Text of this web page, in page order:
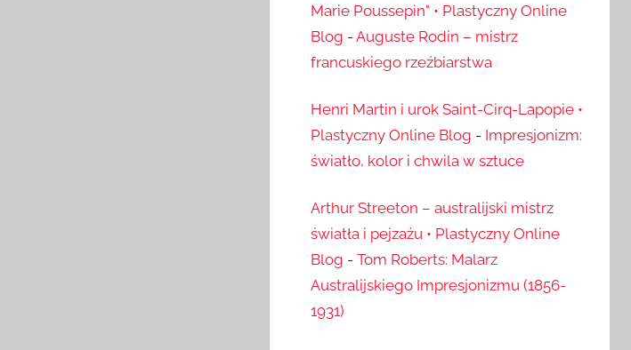
Marie Poussepin" • Plastyczny Online
Blog - Auguste Rodin – mistrz
francuskiego rzeźbiarstwa
Henri Martin i urok Saint-Cirq-Lapopie •
Plastyczny Online Blog - Impresjonizm:
światło, kolor i chwila w sztuce
Arthur Streeton – australijski mistrz
światła i pejzażu • Plastyczny Online
Blog - Tom Roberts: Malarz
Australijskiego Impresjonizmu (1856-
1931)